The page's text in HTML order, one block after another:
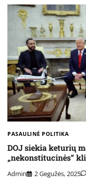
PASAULINĖ POLITIKA
DOJ siekia keturių
„nekonstitucinės“
Admin 2 Gegužės, 2025